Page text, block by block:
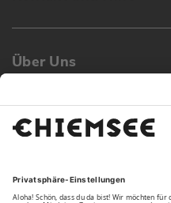
Über Uns
Family
Unsere Vorteile